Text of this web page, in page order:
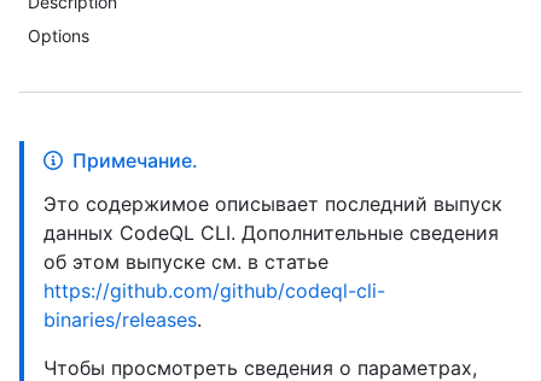
Options
Примечание.
Это содержимое описывает последний выпуск
данных CodeQL CLI. Дополнительные сведения
об этом выпуске см. в статье
https://github.com/github/codeql-cli-
binaries/releases.
Чтобы просмотреть сведения о параметрах,